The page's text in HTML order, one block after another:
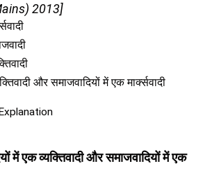
2013]
और समाजवादियों में एक मार्क्सवादी
में एक व्यक्तिवादी और समाजवादियों में एक